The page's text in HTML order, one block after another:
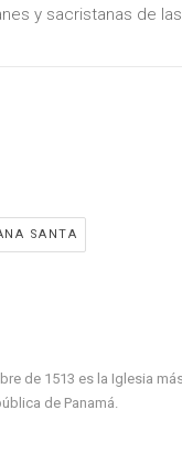
y sacristanas de
SANTA
de 1513 es la Iglesia
de Panamá.